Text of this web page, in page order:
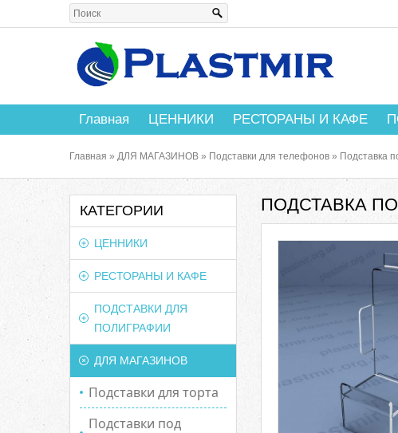
Главная ЦЕННИКИ РЕСТОРАНЫ И КАФЕ
Главная » ДЛЯ МАГАЗИНОВ » Подставки для телефонов » Подставка
КАТЕГОРИИ
ЦЕННИКИ
РЕСТОРАНЫ И КАФЕ
ПОДСТАВКИ ДЛЯ
ПОЛИГРАФИИ
ДЛЯ МАГАЗИНОВ
Подставки для торта
Подставки под
ПОДСТАВКА